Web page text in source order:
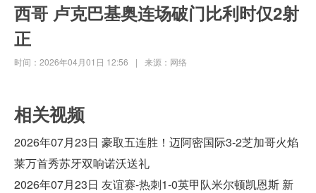
西哥 卢克巴基奥连场破门比利时仅2射
正
时间：2026年04月01日 12:56 | 来源：网络
相关视频
2026年07月23日 豪取五连胜！迈阿密国际3-2芝加哥火焰
莱万首秀苏牙双响诺沃送礼
2026年07月23日 友谊赛-热刺1-0英甲队米尔顿凯恩斯 新